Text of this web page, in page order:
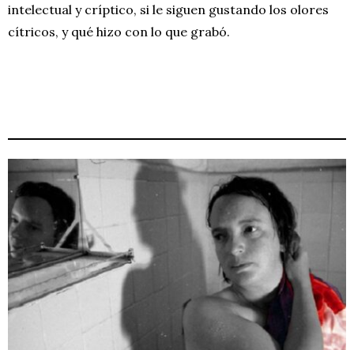
intelectual y críptico, si le siguen gustando los olores
cítricos, y qué hizo con lo que grabó.